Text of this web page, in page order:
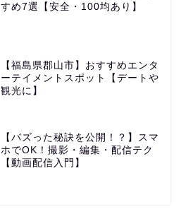
すめ7選【安全・100均あり】
【福島県郡山市】おすすめエンタ
ーテイメントスポット【デートや
観光に】
【バズった秘訣を公開！？】スマ
ホでOK！撮影・編集・配信テク
【動画配信入門】